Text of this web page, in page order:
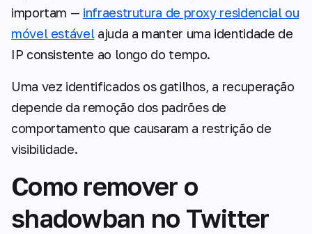
importam — infraestrutura de proxy residencial ou
móvel estávelajuda a manter uma identidade de
IP consistente ao longo do tempo.
Uma vez identificados os gatilhos, a recuperação
depende da remoção dos padrões de
comportamento que causaram a restrição de
visibilidade.
Como remover o
shadowban no Twitter